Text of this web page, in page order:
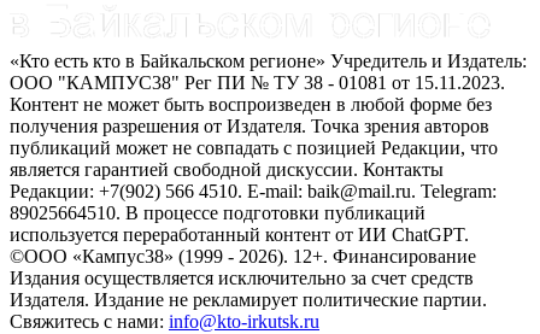
«Кто есть кто в Байкальском регионе» Учредитель и Издатель:
ООО "КАМПУС38" Рег ПИ № ТУ 38 - 01081 от 15.11.2023.
Контент не может быть воспроизведен в любой форме без
получения разрешения от Издателя. Точка зрения авторов
публикаций может не совпадать с позицией Редакции, что
является гарантией свободной дискуссии. Контакты
Редакции: +7(902) 566 4510. E-mail: baik@mail.ru. Telegram:
89025664510. В процессе подготовки публикаций
используется переработанный контент от ИИ ChatGPT.
©ООО «Кампус38» (1999 - 2026). 12+. Финансирование
Издания осуществляется исключительно за счет средств
Издателя. Издание не рекламирует политические партии.
Свяжитесь с нами: info@kto-irkutsk.ru